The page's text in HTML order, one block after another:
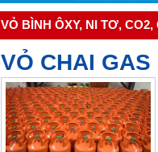
VỎ BÌNH ÔXY, NI TƠ, CO2,
VỎ CHAI GAS